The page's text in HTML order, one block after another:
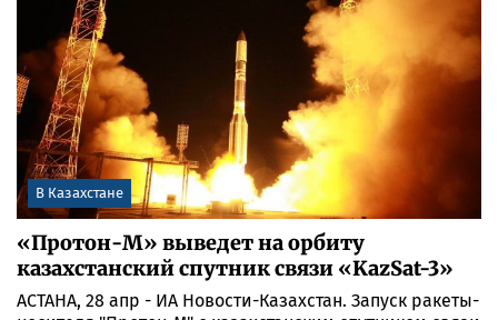
В Казахстане
«Протон-М» выведет на орбиту
казахстанский спутник связи «KazSat-3»
АСТАНА, 28 апр - ИА Новости-Казахстан. Запуск ракеты-